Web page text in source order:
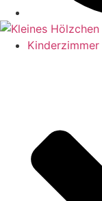
Kinderzimmer